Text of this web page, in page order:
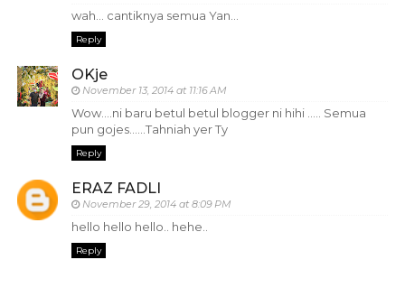
wah... cantiknya semua Yan...
Reply
OKje
November 13, 2014 at 11:16 AM
Wow....ni baru betul betul blogger ni hihi ..... Semua
pun gojes......Tahniah yer Ty
Reply
ERAZ FADLI
November 29, 2014 at 8:09 PM
hello hello hello.. hehe..
Reply